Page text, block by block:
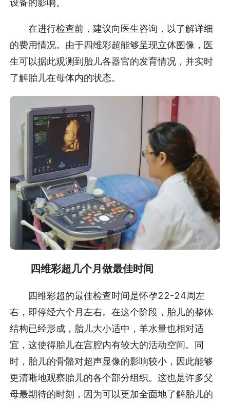
设备的影响。
在进行检查前，建议向医生咨询，以了解详细
的费用情况。由于四维彩超能够呈现立体图像，医
生可以据此观测到胎儿各器官的发育情况，并实时
了解胎儿在母体内的状态。
四维彩超几个月做最佳时间
四维彩超的最佳检查时间是怀孕22-24周左
右，即停经六个月左右。在这个阶段，胎儿的整体
结构已经形成，胎儿大小适中，羊水量也相对适
宜，这使得胎儿在宫腔内有较大的活动空间。同
时，胎儿的骨骼对超声显像的影响较小，因此能够
更清晰地观察胎儿的各个部分组织。这也是许多父
母最期待的时刻，因为可以更加全面地了解胎儿的